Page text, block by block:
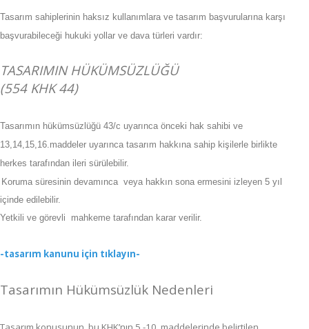
Tasarım sahiplerinin haksız kullanımlara ve tasarım başvurularına karşı
başvurabileceği hukuki yollar ve dava türleri vardır:
TASARIMIN HÜKÜMSÜZLÜĞÜ
(554 KHK 44)
Tasarımın hükümsüzlüğü 43/c uyarınca önceki hak sahibi ve
13,14,15,16.maddeler uyarınca tasarım hakkına sahip kişilerle birlikte
herkes tarafından ileri sürülebilir.
Koruma süresinin devamınca veya hakkın sona ermesini izleyen 5 yıl
içinde edilebilir.
Yetkili ve görevli mahkeme tarafından karar verilir.
-tasarım kanunu için tıklayın-
Tasarımın Hükümsüzlük Nedenleri